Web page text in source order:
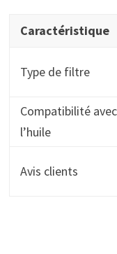
Caractéristique
Type de filtre
Compatibilité avec
l’huile
Avis clients